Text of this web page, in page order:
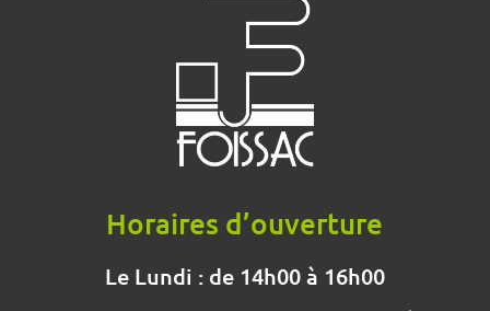
Horaires d’ouverture
Le Lundi : de 14h00 à 16h00